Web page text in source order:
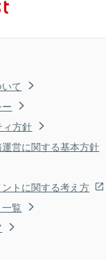
て
方針
営に関する基本方針
トに関する考え方
覧